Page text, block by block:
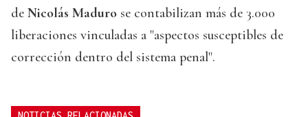
de Nicolás Maduro se contabilizan más de 3.000
liberaciones vinculadas a "aspectos susceptibles de
corrección dentro del sistema penal".